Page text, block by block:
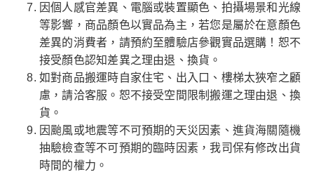
因個人感官差異、電腦或裝置顯色、拍攝場景和光線
等影響，商品顏色以實品為主，若您是屬於在意顏色
差異的消費者，請預約至體驗店參觀實品選購！恕不
接受顏色認知差異之理由退、換貨。
如對商品搬運時自家住宅、出入口、樓梯太狹窄之顧
慮，請洽客服。恕不接受空間限制搬運之理由退、換
貨。
因颱風或地震等不可預期的天災因素、進貨海關隨機
抽驗檢查等不可預期的臨時因素，我司保有修改出貨
時間的權力。